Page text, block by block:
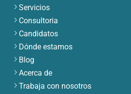
Servicios
Consultoria
Candidatos
Dónde estamos
Blog
Acerca de
Trabaja con nosotros